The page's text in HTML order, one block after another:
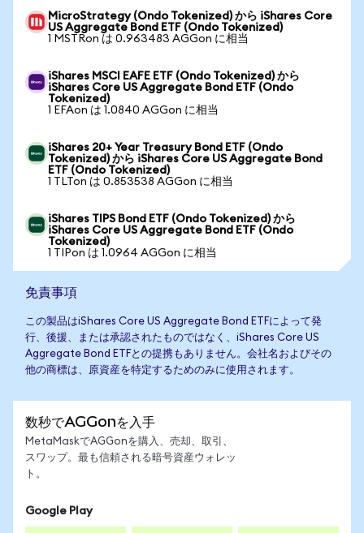
MicroStrategy (Ondo Tokenized) から iShares Core
US Aggregate Bond ETF (Ondo Tokenized)
1 MSTRon は 0.963483 AGGon に相当
iShares MSCI EAFE ETF (Ondo Tokenized) から
iShares Core US Aggregate Bond ETF (Ondo
Tokenized)
1 EFAon は 1.0840 AGGon に相当
iShares 20+ Year Treasury Bond ETF (Ondo
Tokenized) から iShares Core US Aggregate Bond
ETF (Ondo Tokenized)
1 TLTon は 0.853538 AGGon に相当
iShares TIPS Bond ETF (Ondo Tokenized) から
iShares Core US Aggregate Bond ETF (Ondo
Tokenized)
1 TIPon は 1.0964 AGGon に相当
免責事項
この製品はiShares Core US Aggregate Bond ETFによって発
行、後援、または承認されたものではなく、iShares Core US
Aggregate Bond ETFとの提携もありません。会社名およびその
他の商標は、原資産を特定するためのみに使用されます。
数秒でAGGonを入手
MetaMaskでAGGonを購入、売却、取引、
スワップ。最も信頼される暗号資産ウォレッ
ト。
Google Play